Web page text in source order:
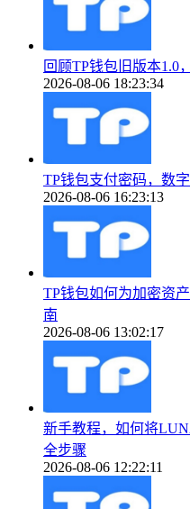
回顾TP钱包旧版本1.0
2026-08-06 18:23:34
TP钱包支付密码，数
2026-08-06 16:23:13
TP钱包如何为加密资
南
2026-08-06 13:02:17
新手教程，如何将
全步骤
2026-08-06 12:22:11